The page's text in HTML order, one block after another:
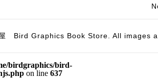
屋 Bird Graphics Book Store. All images
birdgraphics/bird-
on line 637